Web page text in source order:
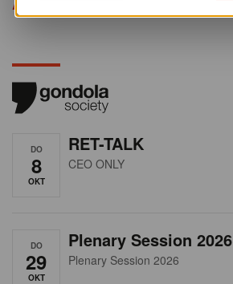
DO
8
OKT
RET-TALK
CEO ONLY
DO
29
OKT
Plenary Session 2026
Plenary Session 2026